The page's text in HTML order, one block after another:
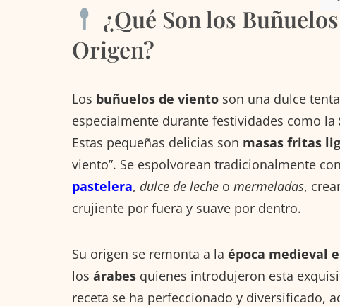
¿Qué Son los
Origen?
Los buñuelos de viento son una dulce
especialmente durante festividades como la
Estas pequeñas delicias son masas fritas
viento”. Se espolvorean tradicionalmente con
pastelera, dulce de leche o mermeladas,
crujiente por fuera y suave por dentro.
Su origen se remonta a la época medieval
los árabes quienes introdujeron esta
receta se ha perfeccionado y diversificado,